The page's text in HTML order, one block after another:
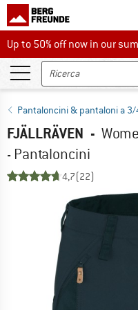
Up to 50% off now in our
Up to 50% off now in our
Pantaloncini & pantaloni a
FJÄLLRÄVEN -
- Pantaloncini
4,7(22)